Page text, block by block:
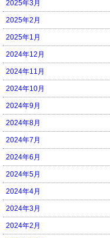
2025年3月
2025年2月
2025年1月
2024年12月
2024年11月
2024年10月
2024年9月
2024年8月
2024年7月
2024年6月
2024年5月
2024年4月
2024年3月
2024年2月